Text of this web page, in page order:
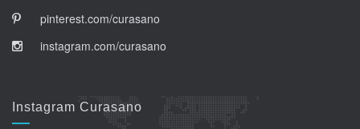
pinterest.com/curasano
instagram.com/curasano
Instagram Curasano